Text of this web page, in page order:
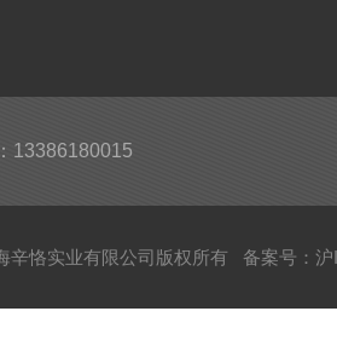
13386180015
辛恪实业有限公司版权所有 备案号：